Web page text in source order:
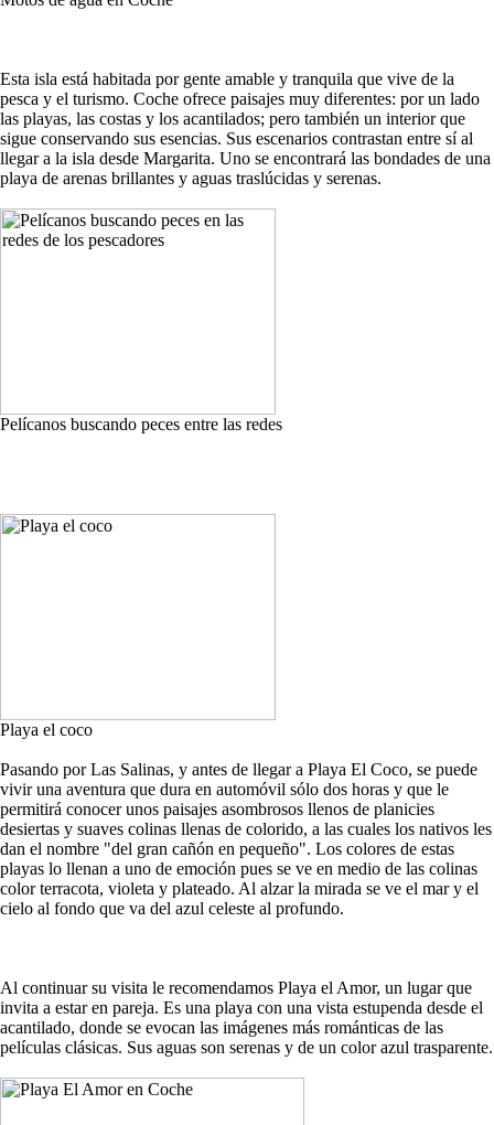
Esta isla está habitada por gente amable y tranquila que vive de la
pesca y el turismo. Coche ofrece paisajes muy diferentes: por un lado
las playas, las costas y los acantilados; pero también un interior que
sigue conservando sus esencias. Sus escenarios contrastan entre sí al
llegar a la isla desde Margarita. Uno se encontrará las bondades de una
playa de arenas brillantes y aguas traslúcidas y serenas.
Pelícanos buscando peces entre las redes
Playa el coco
Pasando por Las Salinas, y antes de llegar a Playa El Coco, se puede
vivir una aventura que dura en automóvil sólo dos horas y que le
permitirá conocer unos paisajes asombrosos llenos de planicies
desiertas y suaves colinas llenas de colorido, a las cuales los nativos les
dan el nombre "del gran cañón en pequeño". Los colores de estas
playas lo llenan a uno de emoción pues se ve en medio de las colinas
color terracota, violeta y plateado. Al alzar la mirada se ve el mar y el
cielo al fondo que va del azul celeste al profundo.
Al continuar su visita le recomendamos Playa el Amor, un lugar que
invita a estar en pareja. Es una playa con una vista estupenda desde el
acantilado, donde se evocan las imágenes más románticas de las
películas clásicas. Sus aguas son serenas y de un color azul trasparente.